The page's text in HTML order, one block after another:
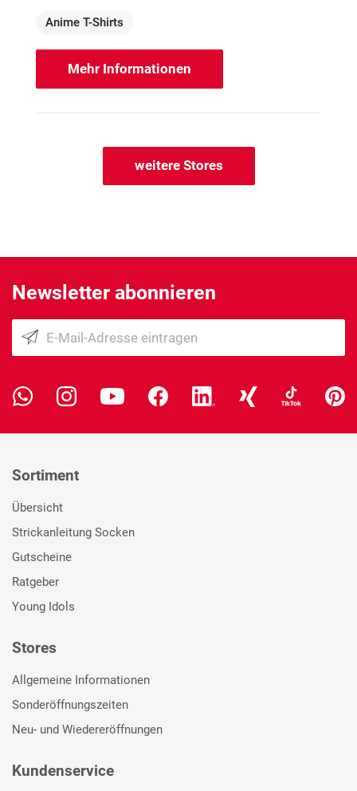
Anime T-Shirts
Mehr Informationen
weitere Stores
Newsletter abonnieren
Sortiment
Übersicht
Strickanleitung Socken
Gutscheine
Ratgeber
Young Idols
Stores
Allgemeine Informationen
Sonderöffnungszeiten
Neu- und Wiedereröffnungen
Kundenservice